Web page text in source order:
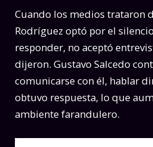
Cuando los medios trataron
Rodríguez optó por el
responder, no aceptó
dijeron. Gustavo Salcedo
comunicarse con él, hablar
obtuvo respuesta, lo que
ambiente farandulero.